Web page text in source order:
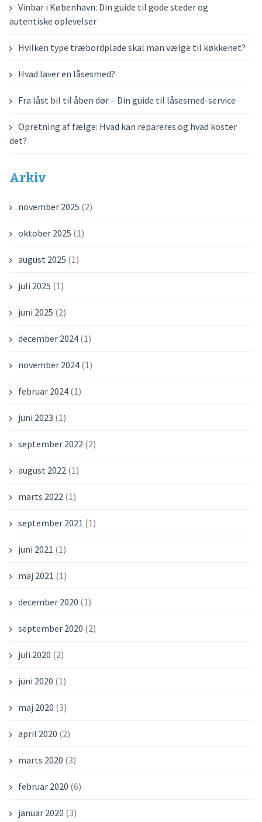
Vinbar i København: Din guide til gode steder og
autentiske oplevelser
Hvilken type træbordplade skal man vælge til køkkenet?
Hvad laver en låsesmed?
Fra låst bil til åben dør – Din guide til låsesmed-service
Opretning af fælge: Hvad kan repareres og hvad koster
det?
Arkiv
november 2025 (2)
oktober 2025 (1)
august 2025 (1)
juli 2025 (1)
juni 2025 (2)
december 2024(1)
november 2024(1)
februar 2024(1)
juni 2023 (1)
september 2022 (2)
august 2022 (1)
marts 2022 (1)
september 2021 (1)
juni 2021 (1)
maj 2021 (1)
december 2020 (1)
september 2020 (2)
juli 2020 (2)
juni 2020 (1)
maj 2020 (3)
april 2020 (2)
marts 2020 (3)
februar 2020 (6)
januar 2020 (3)